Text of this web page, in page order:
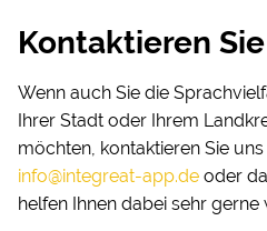
Kontaktieren
Wenn auch Sie die
Ihrer Stadt oder Ihrem
möchten, kontaktieren Sie
info@integreat-app.de oder
helfen Ihnen dabei sehr gerne